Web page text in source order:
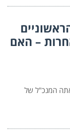
– האם
אתה המנכ"ל של